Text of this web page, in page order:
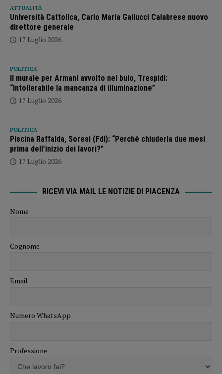
ATTUALITÀ
Università Cattolica, Carlo Maria Gallucci Calabrese nuovo
direttore generale
17 Luglio 2026
POLITICA
Il murale per Armani avvolto nel buio, Trespidi:
“Intollerabile la mancanza di illuminazione”
17 Luglio 2026
POLITICA
Piscina Raffalda, Soresi (FdI): “Perché chiuderla due mesi
prima dell’inizio dei lavori?”
17 Luglio 2026
RICEVI VIA MAIL LE NOTIZIE DI PIACENZA
Nome
Cognome
Email
Numero WhatsApp
Professione